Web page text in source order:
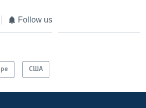
Follow us
США